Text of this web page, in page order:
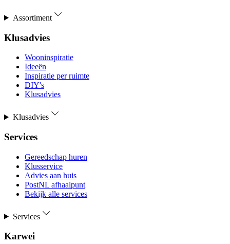
Assortiment
Klusadvies
Wooninspiratie
Ideeën
Inspiratie per ruimte
DIY's
Klusadvies
Klusadvies
Services
Gereedschap huren
Klusservice
Advies aan huis
PostNL afhaalpunt
Bekijk alle services
Services
Karwei